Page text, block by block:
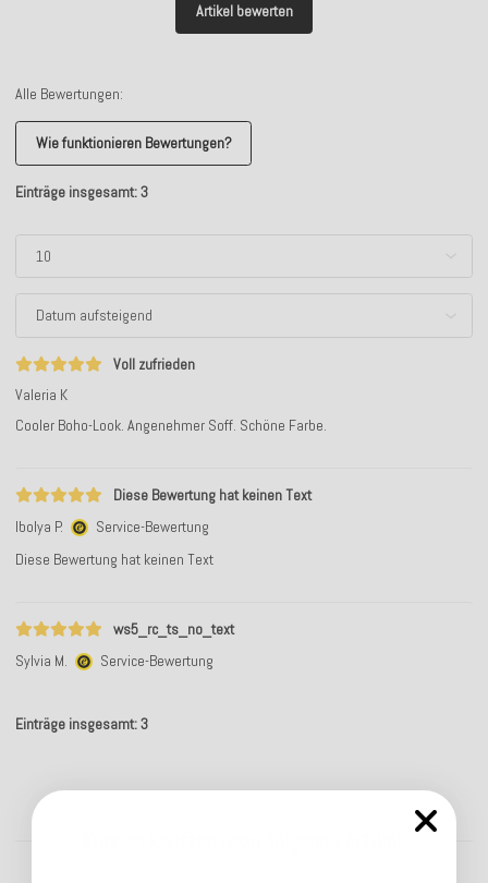
Artikel bewerten
Alle Bewertungen:
Wie funktionieren Bewertungen?
Einträge insgesamt: 3
Voll zufrieden
Valeria K
Cooler Boho-Look. Angenehmer Soff. Schöne Farbe.
Diese Bewertung hat keinen Text
Ibolya P.
Service-Bewertung
Diese Bewertung hat keinen Text
ws5_rc_ts_no_text
Sylvia M.
Service-Bewertung
Einträge insgesamt: 3